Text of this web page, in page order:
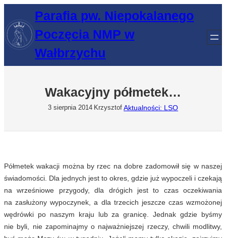
treści
Parafia pw. Niepokalanego
Poczęcia NMP w
Wałbrzychu
Wakacyjny półmetek…
3 sierpnia 2014 Krzysztof Aktualności: LSO
Półmetek wakacji można by rzec na dobre zadomowił się w naszej
świadomości. Dla jednych jest to okres, gdzie już wypoczeli i czekają
na wrześniowe przygody, dla drógich jest to czas oczekiwania
na zasłużony wypoczynek, a dla trzecich jeszcze czas wzmożonej
wędrówki po naszym kraju lub za granicę. Jednak gdzie byśmy
nie byli, nie zapominajmy o najważniejszej rzeczy, chwili modlitwy,